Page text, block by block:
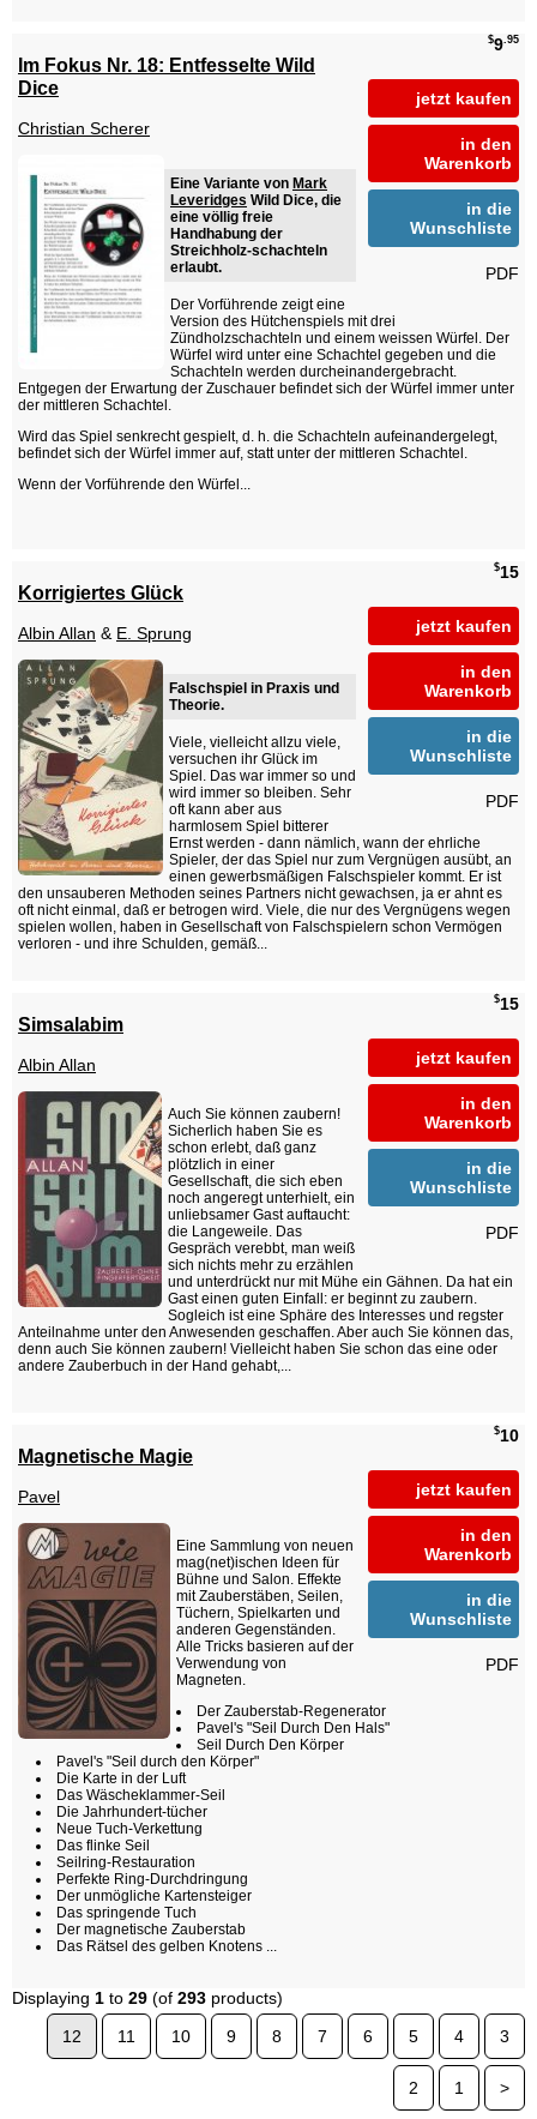
$9.95
jetzt kaufen
in den
Warenkorb
in die
Wunschliste
PDF
Im Fokus Nr. 18: Entfesselte Wild
Dice
Christian Scherer
Eine Variante von Mark
Leveridges Wild Dice, die
eine völlig freie
Handhabung der
Streichholz-schachteln
erlaubt.
Der Vorführende zeigt eine
Version des Hütchenspiels mit drei
Zündholzschachteln und einem weissen Würfel. Der
Würfel wird unter eine Schachtel gegeben und die
Schachteln werden durcheinandergebracht.
Entgegen der Erwartung der Zuschauer befindet sich der Würfel immer unter
der mittleren Schachtel.
Wird das Spiel senkrecht gespielt, d. h. die Schachteln aufeinandergelegt,
befindet sich der Würfel immer auf, statt unter der mittleren Schachtel.
Wenn der Vorführende den Würfel...
$15
jetzt kaufen
in den
Warenkorb
in die
Wunschliste
PDF
Korrigiertes Glück
Albin Allan & E. Sprung
Falschspiel in Praxis und
Theorie.
Viele, vielleicht allzu viele,
versuchen ihr Glück im
Spiel. Das war immer so und
wird immer so bleiben. Sehr
oft kann aber aus
harmlosem Spiel bitterer
Ernst werden - dann nämlich, wann der ehrliche
Spieler, der das Spiel nur zum Vergnügen ausübt, an
einen gewerbsmäßigen Falschspieler kommt. Er ist
den unsauberen Methoden seines Partners nicht gewachsen, ja er ahnt es
oft nicht einmal, daß er betrogen wird. Viele, die nur des Vergnügens wegen
spielen wollen, haben in Gesellschaft von Falschspielern schon Vermögen
verloren - und ihre Schulden, gemäß...
$15
jetzt kaufen
in den
Warenkorb
in die
Wunschliste
PDF
Simsalabim
Albin Allan
Auch Sie können zaubern!
Sicherlich haben Sie es
schon erlebt, daß ganz
plötzlich in einer
Gesellschaft, die sich eben
noch angeregt unterhielt, ein
unliebsamer Gast auftaucht:
die Langeweile. Das
Gespräch verebbt, man weiß
sich nichts mehr zu erzählen
und unterdrückt nur mit Mühe ein Gähnen. Da hat ein
Gast einen guten Einfall: er beginnt zu zaubern.
Sogleich ist eine Sphäre des Interesses und regster
Anteilnahme unter den Anwesenden geschaffen. Aber auch Sie können das,
denn auch Sie können zaubern! Vielleicht haben Sie schon das eine oder
andere Zauberbuch in der Hand gehabt,...
$10
jetzt kaufen
in den
Warenkorb
in die
Wunschliste
PDF
Magnetische Magie
Pavel
Eine Sammlung von neuen
mag(net)ischen Ideen für
Bühne und Salon. Effekte
mit Zauberstäben, Seilen,
Tüchern, Spielkarten und
anderen Gegenständen.
Alle Tricks basieren auf der
Verwendung von
Magneten.
Der Zauberstab-Regenerator
Pavel's "Seil Durch Den Hals"
Seil Durch Den Körper
Pavel's "Seil durch den Körper"
Die Karte in der Luft
Das Wäscheklammer-Seil
Die Jahrhundert-tücher
Neue Tuch-Verkettung
Das flinke Seil
Seilring-Restauration
Perfekte Ring-Durchdringung
Der unmögliche Kartensteiger
Das springende Tuch
Der magnetische Zauberstab
Das Rätsel des gelben Knotens ...
Displaying 1 to 29 (of 293 products)
12
11 10 9 8 7 6 5 4 3
2 1 >